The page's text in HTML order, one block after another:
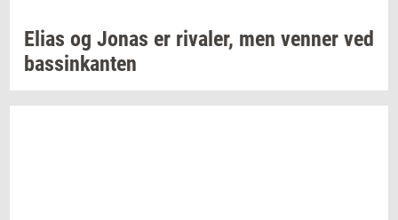
Elias og Jonas er ri­va­ler, men ven­ner ved
bas­sinkan­ten